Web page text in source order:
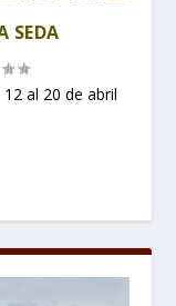
SEDA
al 20 de abril